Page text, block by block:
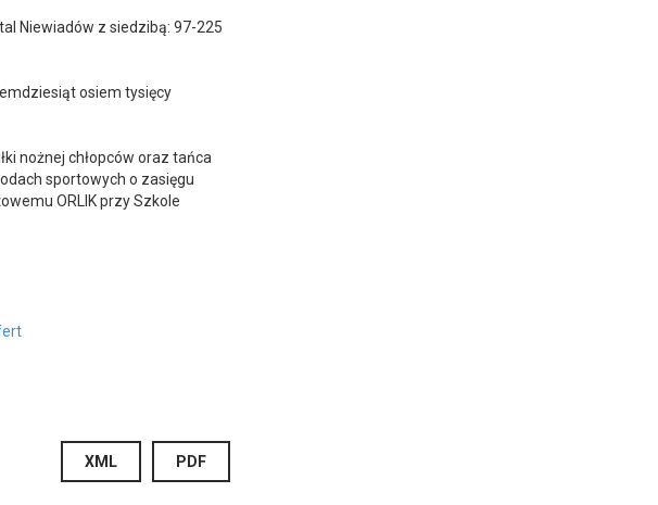
Niewiadów z siedzibą: 97-225
osiem tysięcy
nożnej chłopców oraz tańca
sportowych o zasięgu
ORLIK przy Szkole
PDF
XML